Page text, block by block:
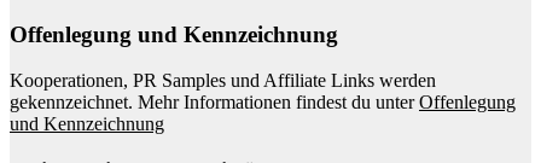
Offenlegung und Kennzeichnung
Kooperationen, PR Samples und Affiliate Links werden
gekennzeichnet. Mehr Informationen findest du unterOffenlegung
und Kennzeichnung